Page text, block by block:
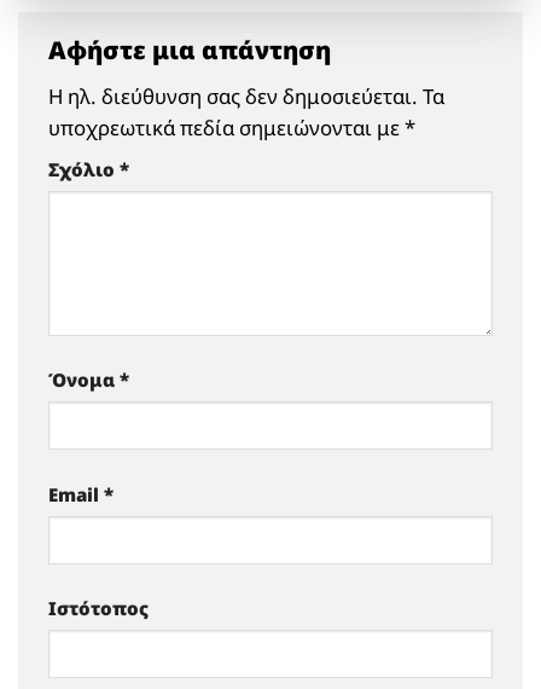
Αφήστε μια απάντηση
Η ηλ. διεύθυνση σας δεν δημοσιεύεται. Τα
υποχρεωτικά πεδία σημειώνονται με*
Σχόλιο *
Όνομα *
Email *
Ιστότοπος